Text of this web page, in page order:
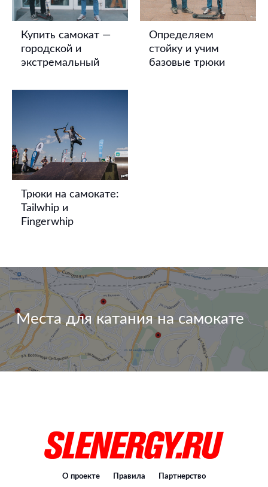
Купить самокат —
городской и
экстремальный
Определяем
стойку и учим
базовые трюки
Трюки на самокате:
Tailwhip и
Fingerwhip
Места для катания на самокате
О проекте Правила Партнерство